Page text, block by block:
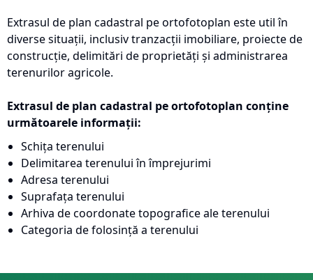
Extrasul de plan cadastral pe ortofotoplan este util în
diverse situații, inclusiv tranzacții imobiliare, proiecte de
construcție, delimitări de proprietăți și administrarea
terenurilor agricole.
Extrasul de plan cadastral pe ortofotoplan conține
următoarele informații:
Schița terenului
Delimitarea terenului în împrejurimi
Adresa terenului
Suprafața terenului
Arhiva de coordonate topografice ale terenului
Categoria de folosință a terenului